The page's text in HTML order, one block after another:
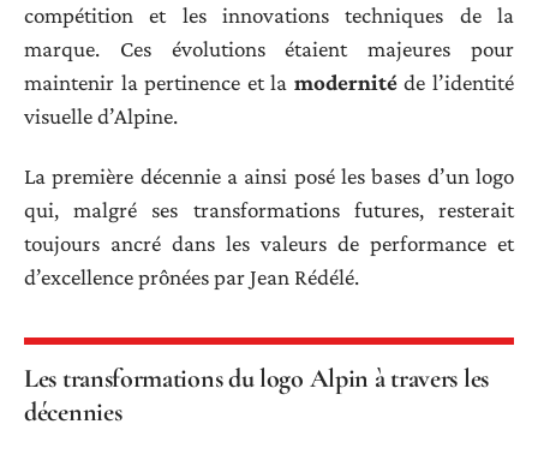
compétition et les innovations techniques de la
marque. Ces évolutions étaient majeures pour
maintenir la pertinence et la modernitéde l’identité
visuelle d’Alpine.
La première décennie a ainsi posé les bases d’un logo
qui, malgré ses transformations futures, resterait
toujours ancré dans les valeurs de performance et
d’excellence prônées par Jean Rédélé.
Les transformations du logo Alpin à travers les
décennies